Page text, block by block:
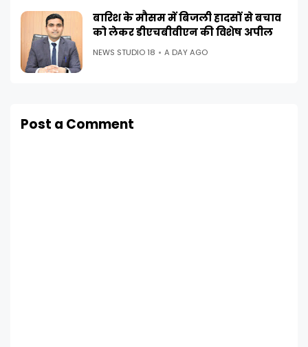
बारिश के मौसम में बिजली हादसों से बचाव
को लेकर डीएचबीवीएन की विशेष अपील
NEWS STUDIO 18 A DAY AGO
Post a Comment